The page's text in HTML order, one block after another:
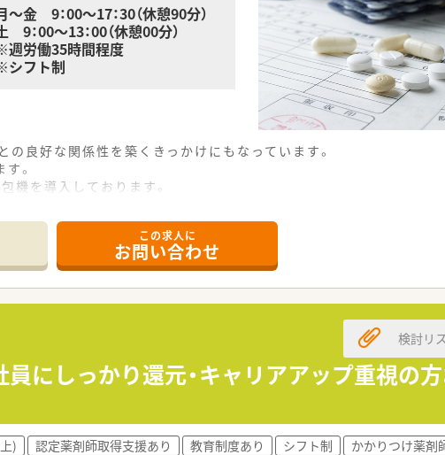
～金 9：00～17：30（休憩90分）
9：00～13：00（休憩00分）
週労働35時間程度
シフト制
良好な関係性を築くきっかけにもなっています。
。
機を導入しております。
この求人に
お問い合わせ
にしっかり還元・キャリアアップ重視の
検討リ
) 認定薬剤師取得支援あり 教育制度あり シフト制
かかりつけ薬剤